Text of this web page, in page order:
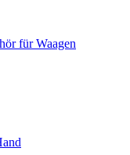
für Waagen